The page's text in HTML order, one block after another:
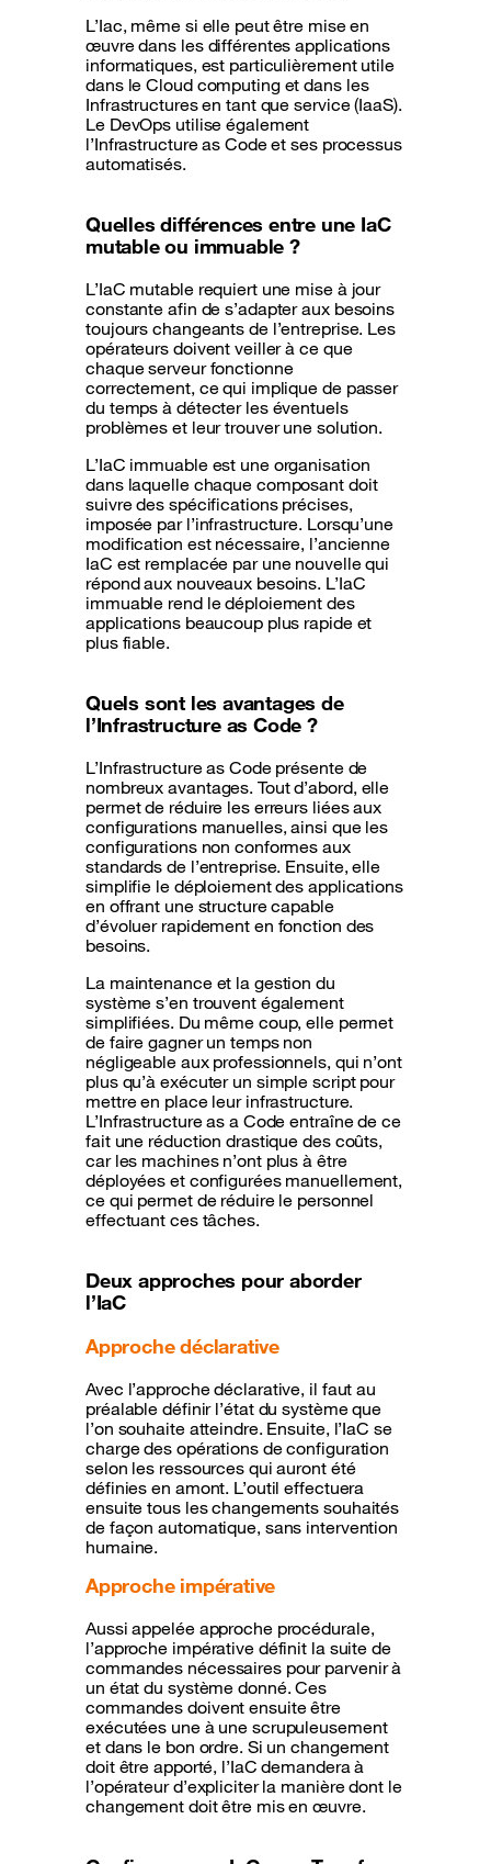
L’Iac, même si elle peut être mise en
œuvre dans les différentes applications
informatiques, est particulièrement utile
dans le Cloud computing et dans les
Infrastructures en tant que service (IaaS).
Le DevOps utilise également
l’Infrastructure as Code et ses processus
automatisés.
Quelles différences entre une IaC
mutable ou immuable ?
L’IaC mutable requiert une mise à jour
constante afin de s’adapter aux besoins
toujours changeants de l’entreprise. Les
opérateurs doivent veiller à ce que
chaque serveur fonctionne
correctement, ce qui implique de passer
du temps à détecter les éventuels
problèmes et leur trouver une solution.
L’IaC immuable est une organisation
dans laquelle chaque composant doit
suivre des spécifications précises,
imposée par l’infrastructure. Lorsqu’une
modification est nécessaire, l’ancienne
IaC est remplacée par une nouvelle qui
répond aux nouveaux besoins. L’IaC
immuable rend le déploiement des
applications beaucoup plus rapide et
plus fiable.
Quels sont les avantages de
l’Infrastructure as Code ?
L’Infrastructure as Code présente de
nombreux avantages. Tout d’abord, elle
permet de réduire les erreurs liées aux
configurations manuelles, ainsi que les
configurations non conformes aux
standards de l’entreprise. Ensuite, elle
simplifie le déploiement des applications
en offrant une structure capable
d’évoluer rapidement en fonction des
besoins.
La maintenance et la gestion du
système s’en trouvent également
simplifiées. Du même coup, elle permet
de faire gagner un temps non
négligeable aux professionnels, qui n’ont
plus qu’à exécuter un simple script pour
mettre en place leur infrastructure.
L’Infrastructure as a Code entraîne de ce
fait une réduction drastique des coûts,
car les machines n’ont plus à être
déployées et configurées manuellement,
ce qui permet de réduire le personnel
effectuant ces tâches.
Deux approches pour aborder
l’IaC
Approche déclarative
Avec l’approche déclarative, il faut au
préalable définir l’état du système que
l’on souhaite atteindre. Ensuite, l’IaC se
charge des opérations de configuration
selon les ressources qui auront été
définies en amont. L’outil effectuera
ensuite tous les changements souhaités
de façon automatique, sans intervention
humaine.
Approche impérative
Aussi appelée approche procédurale,
l’approche impérative définit la suite de
commandes nécessaires pour parvenir à
un état du système donné. Ces
commandes doivent ensuite être
exécutées une à une scrupuleusement
et dans le bon ordre. Si un changement
doit être apporté, l’IaC demandera à
l’opérateur d’expliciter la manière dont le
changement doit être mis en œuvre.